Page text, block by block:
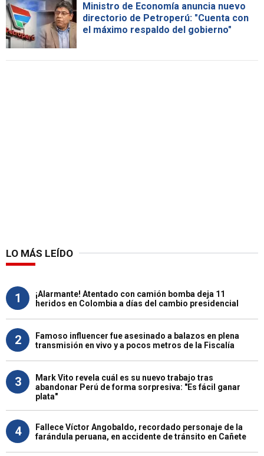
Ministro de Economía anuncia nuevo
directorio de Petroperú: "Cuenta con
el máximo respaldo del gobierno"
LO MÁS LEÍDO
1
¡Alarmante! Atentado con camión bomba deja 11
heridos en Colombia a días del cambio presidencial
2
Famoso influencer fue asesinado a balazos en plena
transmisión en vivo y a pocos metros de la Fiscalía
3
Mark Vito revela cuál es su nuevo trabajo tras
abandonar Perú de forma sorpresiva: "Es fácil ganar
plata"
4
Fallece Víctor Angobaldo, recordado personaje de la
farándula peruana, en accidente de tránsito en Cañete